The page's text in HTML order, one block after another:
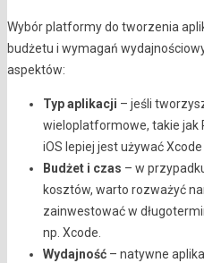
Wybór platformy do tworzenia
budżetu i wymagań
aspektów:
Typ aplikacji – jeśli
wieloplatformowe, takie jak
iOS lepiej jest używać
Budżet i czas – w
kosztów, warto rozważyć
zainwestować w
np. Xcode.
Wydajność – natywne